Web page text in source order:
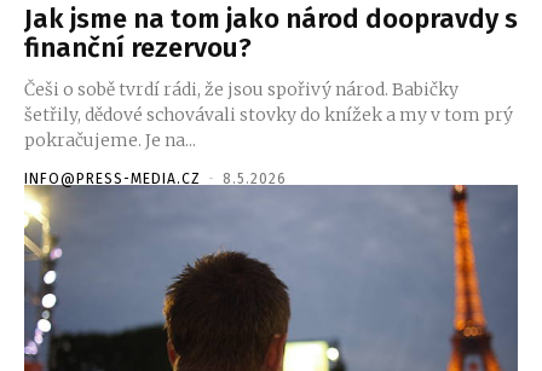
Jak jsme na tom jako národ doopravdy s
finanční rezervou?
Češi o sobě tvrdí rádi, že jsou spořivý národ. Babičky
šetřily, dědové schovávali stovky do knížek a my v tom prý
pokračujeme. Je na...
INFO@PRESS-MEDIA.CZ - 8.5.2026